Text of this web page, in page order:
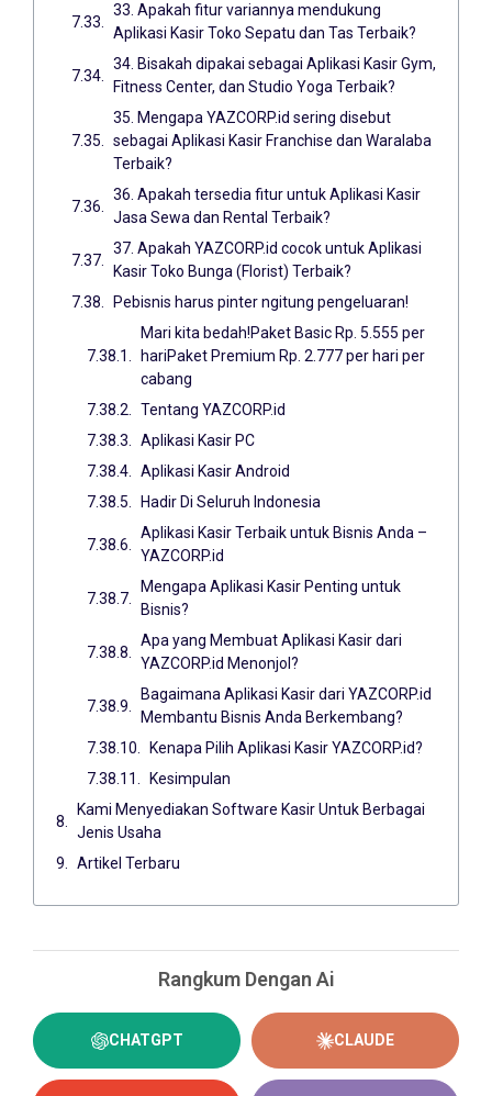
33. Apakah fitur variannya mendukung
Aplikasi Kasir Toko Sepatu dan Tas Terbaik?
34. Bisakah dipakai sebagai Aplikasi Kasir Gym,
Fitness Center, dan Studio Yoga Terbaik?
35. Mengapa YAZCORP.id sering disebut
sebagai Aplikasi Kasir Franchise dan Waralaba
Terbaik?
36. Apakah tersedia fitur untuk Aplikasi Kasir
Jasa Sewa dan Rental Terbaik?
37. Apakah YAZCORP.id cocok untuk Aplikasi
Kasir Toko Bunga (Florist) Terbaik?
Pebisnis harus pinter ngitung pengeluaran!
Mari kita bedah!Paket Basic Rp. 5.555 per
hariPaket Premium Rp. 2.777 per hari per
cabang
Tentang YAZCORP.id
Aplikasi Kasir PC
Aplikasi Kasir Android
Hadir Di Seluruh Indonesia
Aplikasi Kasir Terbaik untuk Bisnis Anda –
YAZCORP.id
Mengapa Aplikasi Kasir Penting untuk
Bisnis?
Apa yang Membuat Aplikasi Kasir dari
YAZCORP.id Menonjol?
Bagaimana Aplikasi Kasir dari YAZCORP.id
Membantu Bisnis Anda Berkembang?
Kenapa Pilih Aplikasi Kasir YAZCORP.id?
Kesimpulan
Kami Menyediakan Software Kasir Untuk Berbagai
Jenis Usaha
Artikel Terbaru
Rangkum Dengan Ai
CHATGPT CLAUDE